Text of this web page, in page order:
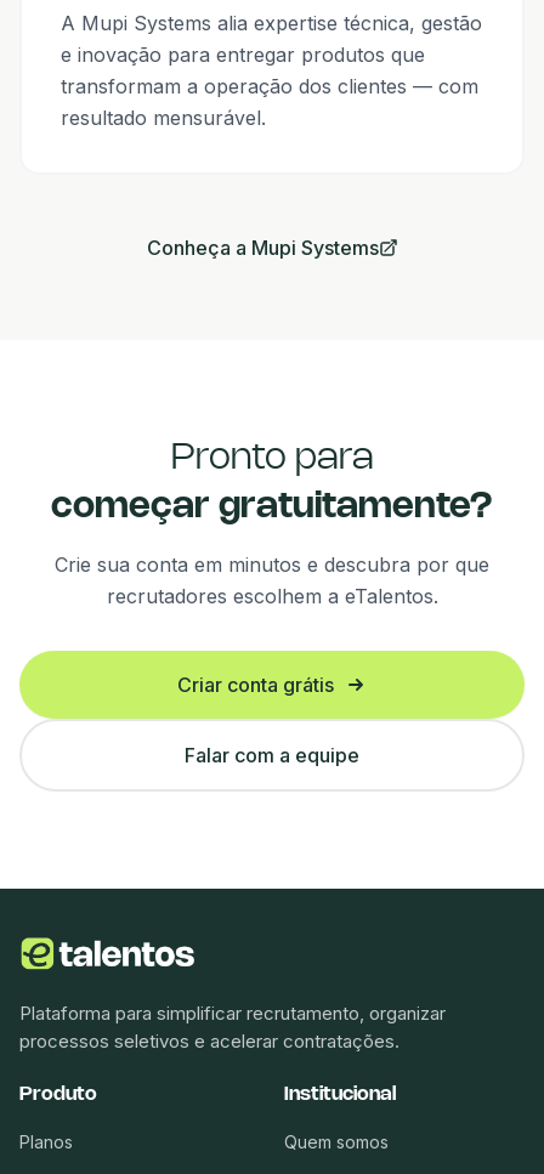
A Mupi Systems alia expertise técnica, gestão
e inovação para entregar produtos que
transformam a operação dos clientes — com
resultado mensurável.
Conheça a Mupi Systems
Pronto para
começar gratuitamente?
Crie sua conta em minutos e descubra por que
recrutadores escolhem a eTalentos.
Criar conta grátis
Falar com a equipe
Plataforma para simplificar recrutamento, organizar
processos seletivos e acelerar contratações.
Produto
Planos
Institucional
Quem somos